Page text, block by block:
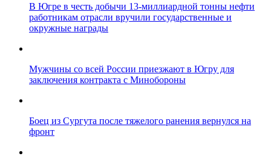
В Югре в честь добычи 13-миллиардной тонны нефти
работникам отрасли вручили государственные и
окружные награды
Мужчины со всей России приезжают в Югру для
заключения контракта с Минобороны
Боец из Сургута после тяжелого ранения вернулся на
фронт